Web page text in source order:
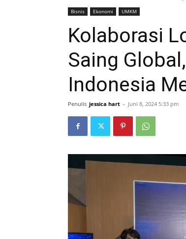
Bisnis Ekonomi UMKM
Kolaborasi
Saing
Indonesia
Penulis jessica hart - Juni 8, 2024 5:33 pm